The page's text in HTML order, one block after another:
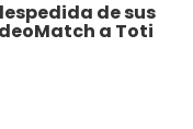
de sus
a Toti